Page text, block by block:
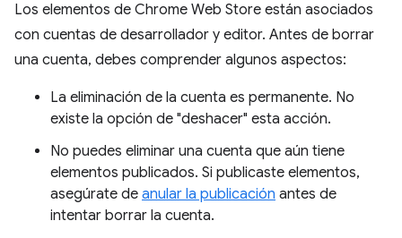
Los elementos de Chrome Web Store están asociados
con cuentas de desarrollador y editor. Antes de borrar
una cuenta, debes comprender algunos aspectos:
La eliminación de la cuenta es permanente. No
existe la opción de "deshacer" esta acción.
No puedes eliminar una cuenta que aún tiene
elementos publicados. Si publicaste elementos,
asegúrate de anular la publicación antes de
intentar borrar la cuenta.